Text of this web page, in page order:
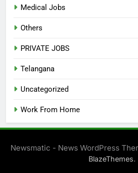
Medical Jobs
Others
PRIVATE JOBS
Telangana
Uncategorized
Work From Home
Newsmatic - News WordPress
BlazeThemes.